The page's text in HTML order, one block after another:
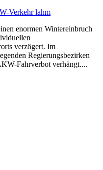
Verkehr lahm
enormen Wintereinbruch
verzögert. Im
Regierungsbezirken
Fahrverbot verhängt....